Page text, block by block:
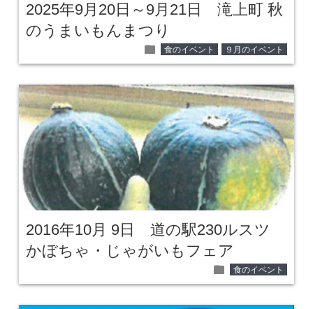
2025年9月20日～9月21日 滝上町 秋
のうまいもんまつり
folder 食のイベント ９月のイベント
2016年10月 9日 道の駅230ルスツ
かぼちゃ・じゃがいもフェア
folder 食のイベント